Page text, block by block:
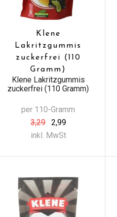
Klene
Lakritzgummis
zuckerfrei (110
Gramm)
Klene Lakritzgummis
zuckerfrei (110 Gramm)
per 110-Gramm
3,29
2,99
inkl. MwSt